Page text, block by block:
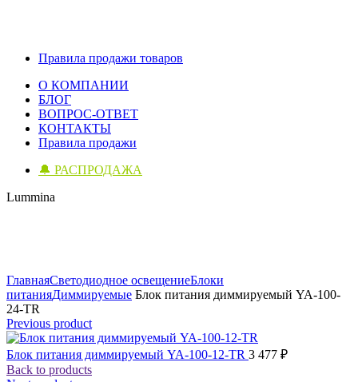
Правила продажи товаров
О КОМПАНИИ
БЛОГ
ВОПРОС-ОТВЕТ
КОНТАКТЫ
Правила продажи
🔔 РАСПРОДАЖА
Lummina
ГлавнаяСветодиодное освещениеБлоки
питанияДиммируемые Блок питания диммируемый YA-100-
24-TR
Previous product
Блок питания диммируемый YA-100-12-TR 3 477 ₽
Back to products